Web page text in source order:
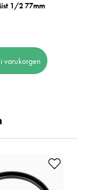
1/2 77mm
varukorgen